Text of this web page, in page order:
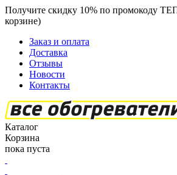
Получите скидку 10% по промокоду
корзине)
Заказ и оплата
Доставка
Отзывы
Новости
Контакты
Каталог
Корзина
пока пуста